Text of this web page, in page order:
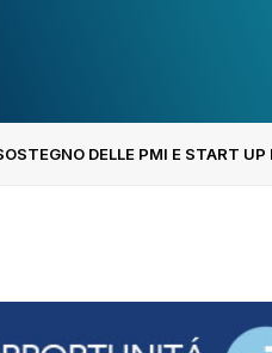
DELLE PMI E START UP